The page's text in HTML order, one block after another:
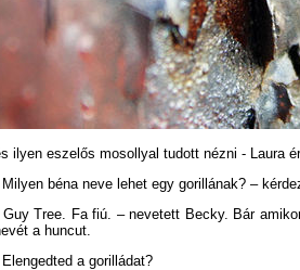
ilyen eszelős mosollyal tudott nézni - Laura
béna neve lehet egy gorillának? –
Tree. Fa fiú. – nevetett Becky. Bár
a huncut.
a gorilládat?